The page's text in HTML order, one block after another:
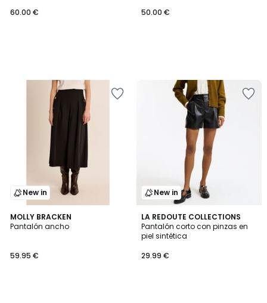
60.00 €
50.00 €
New in
MOLLY BRACKEN
Pantalón ancho
59.95 €
New in
LA REDOUTE COLLECTIONS
Pantalón corto con pinzas en
piel sintética
29.99 €